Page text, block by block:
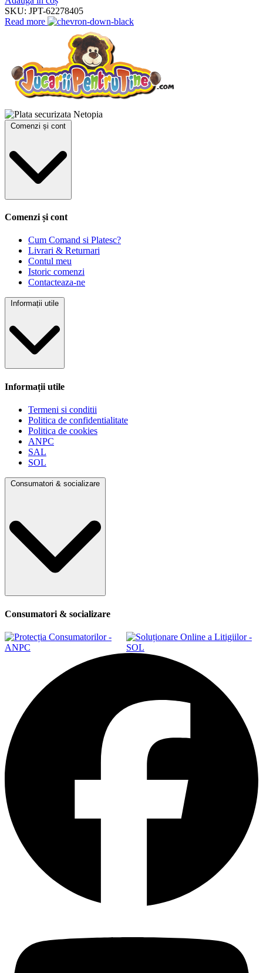
SKU: JPT-62278405
Read more
Comenzi și cont
Comenzi și cont
Cum Comand si Platesc?
Livrari & Returnari
Contul meu
Istoric comenzi
Contacteaza-ne
Informații utile
Informații utile
Termeni si conditii
Politica de confidentialitate
Politica de cookies
ANPC
SAL
SOL
Consumatori & socializare
Consumatori & socializare